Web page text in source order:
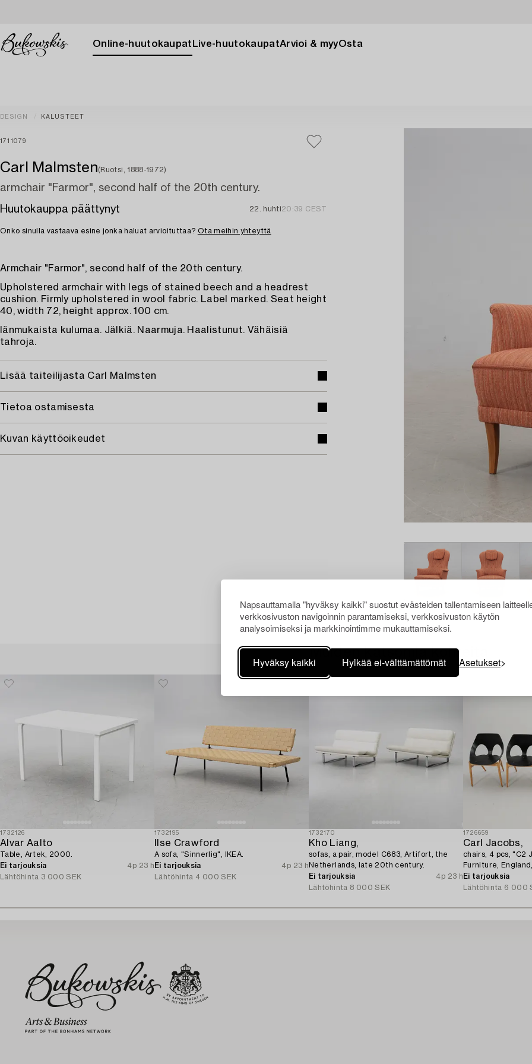
Napsauttamalla "hyväksy kaikki" suostut evästeiden tallentamiseen
verkkosivuston navigoinnin parantamiseksi, verkkosivuston käytön
analysoimiseksi ja markkinointimme mukauttamiseksi.
Hyväksy kaikki Hylkää ei-välttämättömät Asetukset
Online-huutokaupat Live-huutokaupatArvioi & myyOsta
DESIGN KALUSTEET
1711079
Carl Malmsten(Ruotsi, 1888-1972)
armchair "Farmor", second half of the 20th century.
Huutokauppa päättynyt
22. huhti20:39 CEST
Onko sinulla vastaava esine jonka haluat arvioituttaa? Ota meihin yhteyttä
Armchair "Farmor", second half of the 20th century.
Upholstered armchair with legs of stained beech and a headrest
cushion. Firmly upholstered in wool fabric. Label marked. Seat height
40, width 72, height approx. 100 cm.
Iänmukaista kulumaa. Jälkiä. Naarmuja. Haalistunut. Vähäisiä
tahroja.
Lisää taiteilijasta Carl Malmsten
Tietoa ostamisesta
Kuvan käyttöoikeudet
Muiden katsomia kohteita
1732126
Alvar Aalto
Table, Artek, 2000.
Ei tarjouksia
4p 23 h
Lähtöhinta 3 000 SEK
1732195
Ilse Crawford
A sofa, "Sinnerlig", IKEA.
Ei tarjouksia
4p 23 h
Lähtöhinta 4 000 SEK
1732170
Kho Liang,
sofas, a pair, model C683, Artifort, the
Netherlands, late 20th century.
Ei tarjouksia
4p 23 h
Lähtöhinta 8 000 SEK
1726659
Carl Jacobs,
chairs, 4 pcs, "C2
Furniture,
Ei tarjouksia
Lähtöhinta 6 000